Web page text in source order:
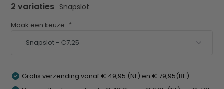
2 variaties Snapslot
Maak een keuze: *
Gratis verzending vanaf € 49,95 (NL) en € 79,95(BE)